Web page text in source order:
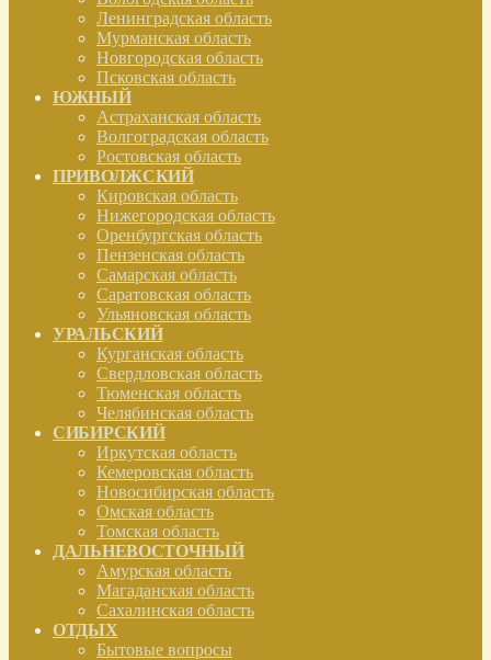
Ленинградская область
Мурманская область
Новгородская область
Псковская область
ЮЖНЫЙ
Астраханская область
Волгоградская область
Ростовская область
ПРИВОЛЖСКИЙ
Кировская область
Нижегородская область
Оренбургская область
Пензенская область
Самарская область
Саратовская область
Ульяновская область
УРАЛЬСКИЙ
Курганская область
Свердловская область
Тюменская область
Челябинская область
СИБИРСКИЙ
Иркутская область
Кемеровская область
Новосибирская область
Омская область
Томская область
ДАЛЬНЕВОСТОЧНЫЙ
Амурская область
Магаданская область
Сахалинская область
ОТДЫХ
Бытовые вопросы